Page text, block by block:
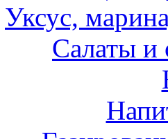
Уксус,
Салаты и